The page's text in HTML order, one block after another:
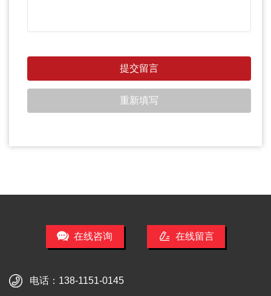
在线咨询 在线留言
电话： 138-1151-0145